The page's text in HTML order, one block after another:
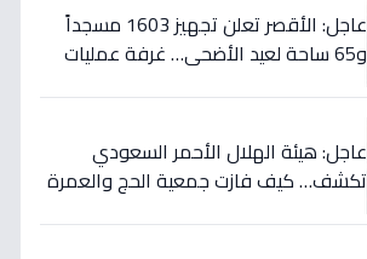
عاجل: الأقصر تعلن تجهيز 1603 مسجداً
و65 ساحة لعيد الأضحى… غرفة عمليات
عاجل: هيئة الهلال الأحمر السعودي
تكشف… كيف فازت جمعية الحج والعمرة